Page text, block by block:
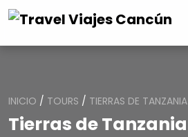
INICIO / TOURS / TIERRAS DE TANZANIA
Tierras de Tanzania